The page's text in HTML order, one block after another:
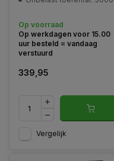
Op voorraad
Op werkdagen voor 15.00
uur besteld = vandaag
verstuurd
339,95
Vergelijk